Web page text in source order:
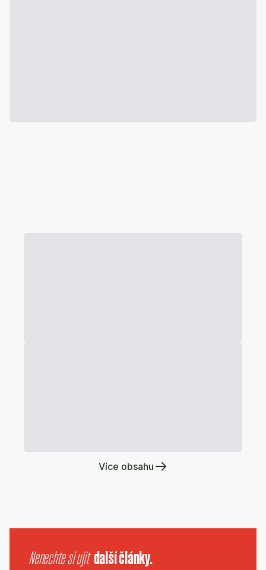
Více obsahu
Nenechte si ujít další články.